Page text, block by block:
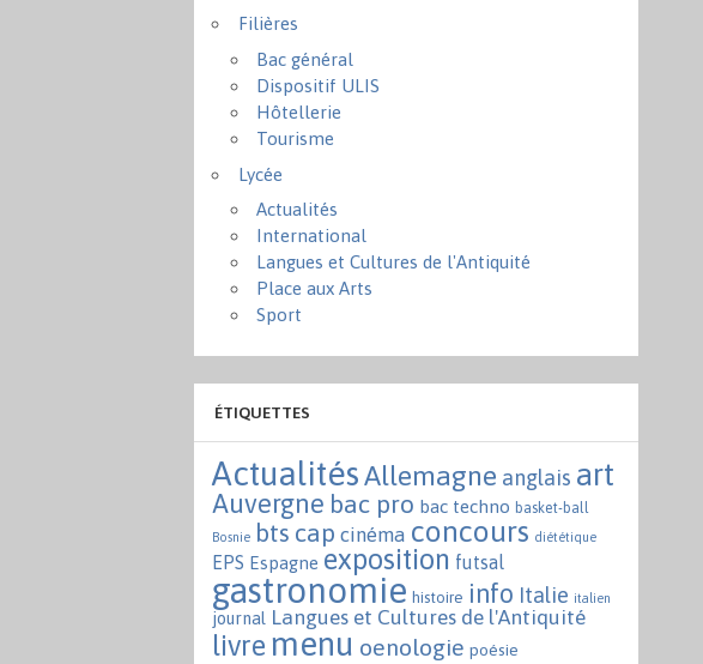
Filières
Bac général
Dispositif ULIS
Hôtellerie
Tourisme
Lycée
Actualités
International
Langues et Cultures de l'Antiquité
Place aux Arts
Sport
ÉTIQUETTES
Actualités Allemagne anglais art
Auvergne bac pro bac techno basket-ball
Bosnie bts cap cinéma concours diététique
EPS Espagne exposition futsal
gastronomie histoire info Italie italien
journal Langues et Cultures de l'Antiquité
livre menu oenologie poésie